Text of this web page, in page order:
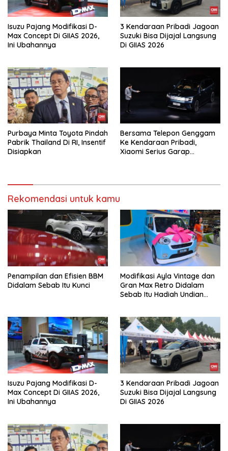
Isuzu Pajang Modifikasi D-
Max Concept Di GIIAS 2026,
Ini Ubahannya
3 Kendaraan Pribadi Jagoan
Suzuki Bisa Dijajal Langsung
Di GIIAS 2026
Purbaya Minta Toyota Pindah
Pabrik Thailand Di RI, Insentif
Disiapkan
Bersama Telepon Genggam
Ke Kendaraan Pribadi,
Xiaomi Serius Garap
Rekomendasi untuk kamu
Penampilan dan Efisien BBM
Didalam Sebab Itu Kunci
Modifikasi Ayla Vintage dan
Gran Max Retro Didalam
Sebab Itu Hadiah Undian
Isuzu Pajang Modifikasi D-
Max Concept Di GIIAS 2026,
Ini Ubahannya
3 Kendaraan Pribadi Jagoan
Suzuki Bisa Dijajal Langsung
Di GIIAS 2026